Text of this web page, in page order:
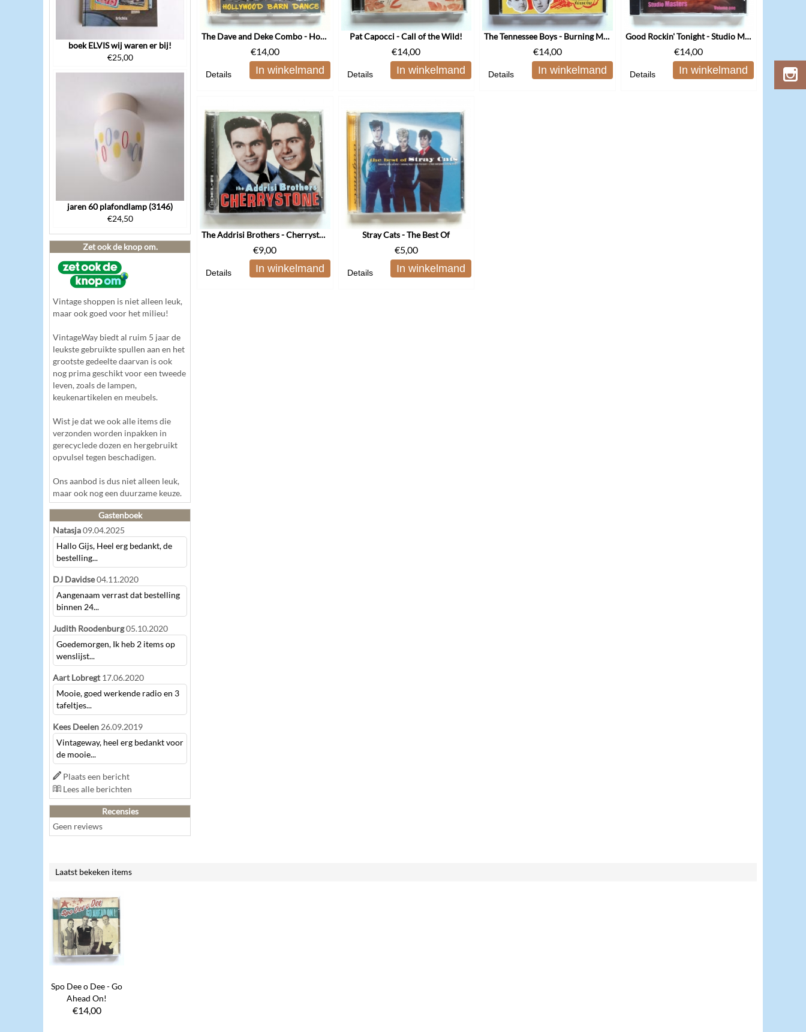
boek ELVIS wij waren er bij!
€25,00
jaren 60 plafondlamp (3146)
€24,50
Zet ook de knop om.
Vintage shoppen is niet alleen leuk,
maar ook goed voor het milieu!
VintageWay biedt al ruim 5 jaar de
leukste gebruikte spullen aan en het
grootste gedeelte daarvan is ook
nog prima geschikt voor een tweede
leven, zoals de lampen,
keukenartikelen en meubels.
Wist je dat we ook alle items die
verzonden worden inpakken in
gerecyclede dozen en hergebruikt
opvulsel tegen beschadigen.
Ons aanbod is dus niet alleen leuk,
maar ook nog een duurzame keuze.
Gastenboek
Natasja09.04.2025
Hallo Gijs, Heel erg bedankt, de
bestelling...
DJ Davidse04.11.2020
Aangenaam verrast dat bestelling
binnen 24...
Judith Roodenburg05.10.2020
Goedemorgen, Ik heb 2 items op
wenslijst...
Aart Lobregt 17.06.2020
Mooie, goed werkende radio en 3
tafeltjes...
Kees Deelen26.09.2019
Vintageway, heel erg bedankt voor
de mooie...
Plaats een bericht
Lees alle berichten
Recensies
Geen reviews
The Dave and Deke Combo - Hollywood Barn Dance
€14,00
Details In winkelmand
Pat Capocci - Call of the Wild!
€14,00
Details In winkelmand
The Tennessee Boys - Burning Miles
€14,00
Details In winkelmand
Good Rockin' Tonight - Studio Masters Volume One
€14,00
Details In winkelmand
The Addrisi Brothers - Cherrystone
€9,00
Details In winkelmand
Stray Cats - The Best Of
€5,00
Details In winkelmand
Laatst bekeken items
Spo Dee o Dee - Go
Ahead On!
€14,00